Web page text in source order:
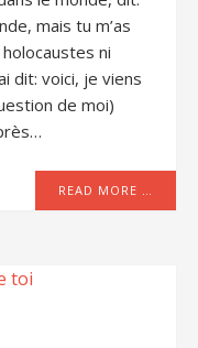
mais tu m’as
ni
dit: voici, je viens
de moi)
READ MORE …